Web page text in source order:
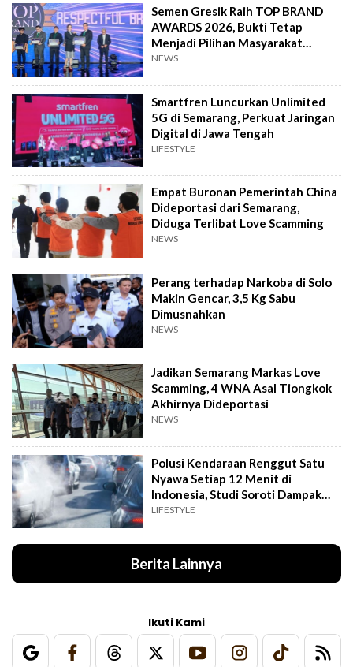
Semen Gresik Raih TOP BRAND
AWARDS 2026, Bukti Tetap
Menjadi Pilihan Masyarakat
Indonesia
NEWS
Smartfren Luncurkan Unlimited
5G di Semarang, Perkuat Jaringan
Digital di Jawa Tengah
LIFESTYLE
Empat Buronan Pemerintah China
Dideportasi dari Semarang,
Diduga Terlibat Love Scamming
NEWS
Perang terhadap Narkoba di Solo
Makin Gencar, 3,5 Kg Sabu
Dimusnahkan
NEWS
Jadikan Semarang Markas Love
Scamming, 4 WNA Asal Tiongkok
Akhirnya Dideportasi
NEWS
Polusi Kendaraan Renggut Satu
Nyawa Setiap 12 Menit di
Indonesia, Studi Soroti Dampak
Seriusnya
LIFESTYLE
Berita Lainnya
Ikuti Kami